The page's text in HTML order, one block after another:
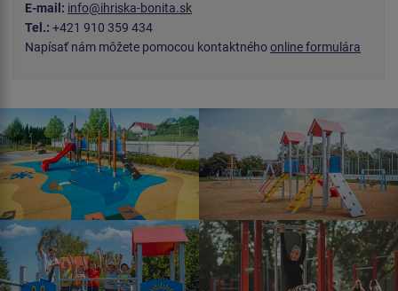
E-mail: info@ihriska-bonita.sk
Tel.: +421 910 359 434
Napísať nám môžete pomocou kontaktnéhoonline formulára